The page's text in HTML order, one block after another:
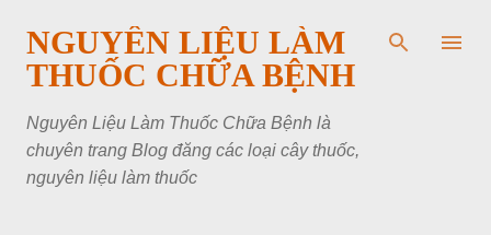
Chuyển đến nội dung chính
NGUYÊN LIỆU LÀM
THUỐC CHỮA BỆNH
Nguyên Liệu Làm Thuốc Chữa Bệnh là
chuyên trang Blog đăng các loại cây thuốc,
nguyên liệu làm thuốc